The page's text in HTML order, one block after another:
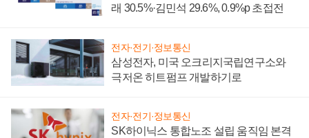
래 30.5%·김민석 29.6%, 0.9%p 초접전
전자·전기·정보통신
삼성전자, 미국 오크리지국립연구소와
극저온 히트펌프 개발하기로
전자·전기·정보통신
SK하이닉스 통합노조 설립 움직임 본격